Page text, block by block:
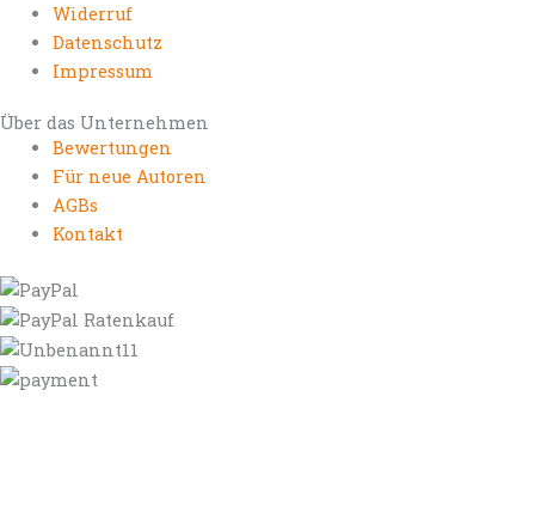
Widerruf
Datenschutz
Impressum
Über das Unternehmen
Bewertungen
Für neue Autoren
AGBs
Kontakt